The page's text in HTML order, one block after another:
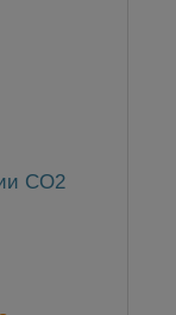
CO2